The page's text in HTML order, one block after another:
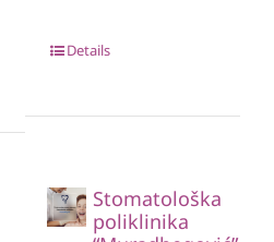
Details
Stomatološka
poliklinika